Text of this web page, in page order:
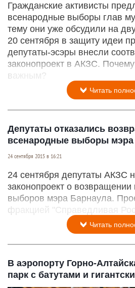
Гражданские активисты
всенародные выборы глав
тему они уже обсудили на
20 сентября в защиту идеи
депутаты-эсэры внесли
законопроект в АКЗС.
важным?
Читать
Депутаты отказались
всенародные выборы мэра
24 сентября 2015 в 16:21
24 сентября депутаты АКЗС
законопроект о
выборов мэра Барнаула.
фракцией "Справедливая
Читать
В аэропорту Горно-
парк с батутами и